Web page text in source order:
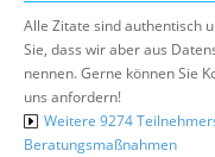
Alle Zitate sind authentisch
Sie, dass wir aber aus
nennen. Gerne können Sie
uns anfordern!
Weitere 9274
Beratungsmaßnahmen